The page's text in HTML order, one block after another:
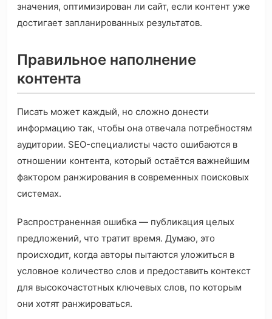
значения, оптимизирован ли сайт, если контент уже
достигает запланированных результатов.
Правильное наполнение
контента
Писать может каждый, но сложно донести
информацию так, чтобы она отвечала потребностям
аудитории. SEO-специалисты часто ошибаются в
отношении контента, который остаётся важнейшим
фактором ранжирования в современных поисковых
системах.
Распространенная ошибка — публикация целых
предложений, что тратит время. Думаю, это
происходит, когда авторы пытаются уложиться в
условное количество слов и предоставить контекст
для высокочастотных ключевых слов, по которым
они хотят ранжироваться.